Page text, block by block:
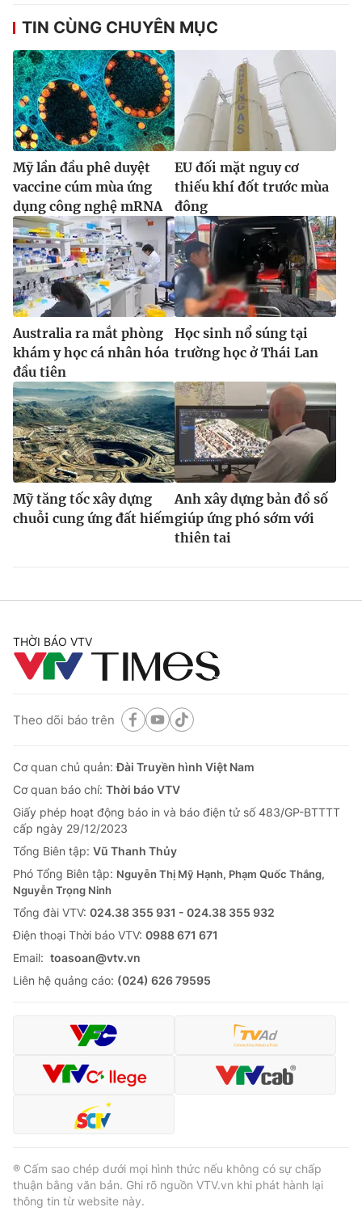
TIN CÙNG CHUYÊN MỤC
Mỹ lần đầu phê duyệt
vaccine cúm mùa ứng
dụng công nghệ mRNA
EU đối mặt nguy cơ
thiếu khí đốt trước mùa
đông
Australia ra mắt phòng
khám y học cá nhân hóa
đầu tiên
Học sinh nổ súng tại
trường học ở Thái Lan
Mỹ tăng tốc xây dựng
chuỗi cung ứng đất hiếm
Anh xây dựng bản đồ số
giúp ứng phó sớm với
thiên tai
THỜI BÁO VTV
Theo dõi báo trên
Cơ quan chủ quản:Đài Truyền hình Việt Nam
Cơ quan báo chí: Thời báo VTV
Giấy phép hoạt động báo in và báo điện tử số 483/GP-BTTTT
cấp ngày 29/12/2023
Tổng Biên tập: Vũ Thanh Thủy
Phó Tổng Biên tập: Nguyễn Thị Mỹ Hạnh, Phạm Quốc Thắng,
Nguyễn Trọng Ninh
Tổng đài VTV: 024.38 355 931 - 024.38 355 932
Ðiện thoại Thời báo VTV: 0988 671 671
Email: toasoan@vtv.vn
Liên hệ quảng cáo: (024) 626 79595
® Cấm sao chép dưới mọi hình thức nếu không có sự chấp
thuận bằng văn bản. Ghi rõ nguồn VTV.vn khi phát hành lại
thông tin từ website này.